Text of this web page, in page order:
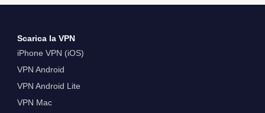
Scarica la VPN
iPhone VPN (iOS)
VPN Android
VPN Android Lite
VPN Mac